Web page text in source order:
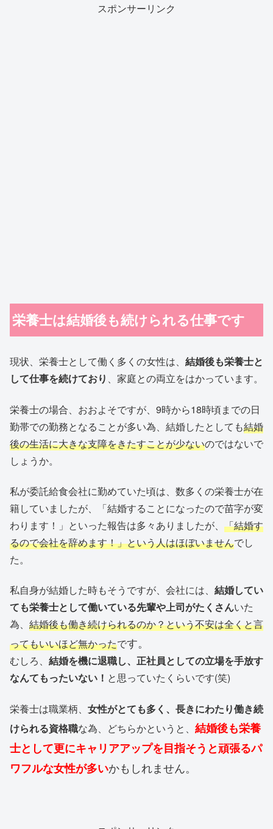
スポンサーリンク
栄養士は結婚後も続けられる仕事です
現状、栄養士として働く多くの女性は、 結婚後も栄養士と
して仕事を続けており 、家庭との両立をはかっています。
栄養士の場合、おおよそですが、 9時から18時頃までの日
勤帯での勤務となることが多い為、結婚したとしても結婚
後の生活に大きな支障をきたすことが少ないのではないで
しょうか。
私が委託給食会社に勤めていた頃は、数多くの栄養士が在
籍していましたが、「結婚することになったので苗字が変
わります！」といった報告は多々ありましたが、 「結婚す
るので会社を辞めます！」という人はほぼいませんでし
た。
私自身が結婚した時もそうですが、会社には、 結婚してい
ても栄養士として働いている先輩や上司がたくさんいた
為、 結婚後も働き続けられるのか？という不安は全くと言
ってもいいほど無かったです。
むしろ、 結婚を機に退職し、正社員としての立場を手放す
なんてもったいない！ と思っていたくらいです(笑)
栄養士は職業柄、 女性がとても多く、長きにわたり働き続
けられる資格職な為、どちらかというと、 結婚後も栄養
士として更にキャリアアップを目指そうと頑張るパ
ワフルな女性が多いかもしれません。